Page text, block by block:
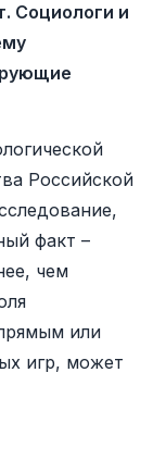
Социологи и
Российской
факт –
чем
или
игр, может